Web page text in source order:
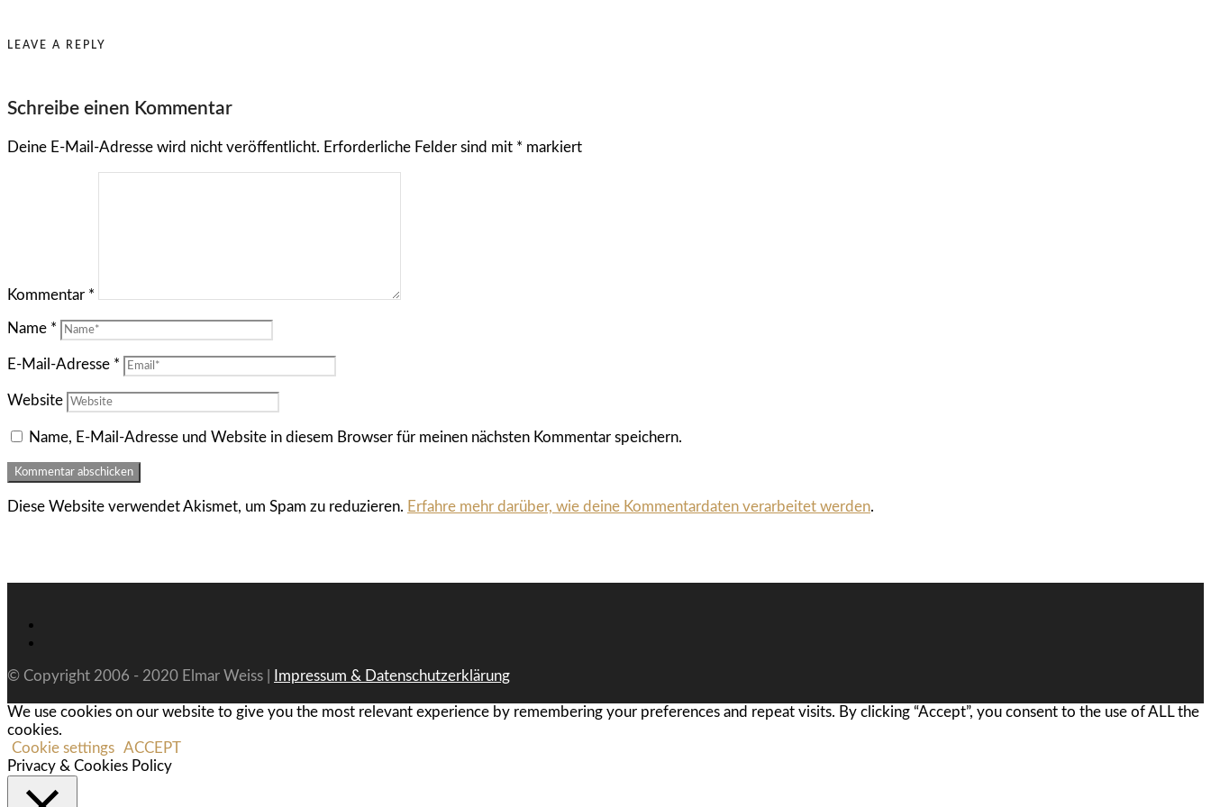
LEAVE A REPLY
Schreibe einen Kommentar
Deine E-Mail-Adresse wird nicht veröffentlicht. Erforderliche Felder sind mit * markiert
Kommentar *
Name *
E-Mail-Adresse *
Website
Name, E-Mail-Adresse und Website in diesem Browser für meinen nächsten Kommentar speichern.
Diese Website verwendet Akismet, um Spam zu reduzieren. Erfahre mehr darüber, wie deine Kommentardaten verarbeitet werden.
© Copyright 2006 - 2020 Elmar Weiss | Impressum & Datenschutzerklärung
We use cookies on our website to give you the most relevant experience by remembering your preferences and repeat visits. By clicking “Accept”, you consent to the use of ALL the
cookies.
Cookie settings ACCEPT
Privacy & Cookies Policy